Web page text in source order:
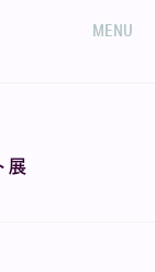
MENU
展